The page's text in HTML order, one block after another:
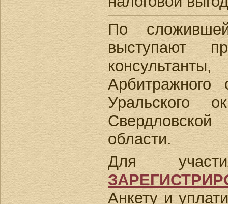
По
выступают
Уральского
области.
Для
Анкету и